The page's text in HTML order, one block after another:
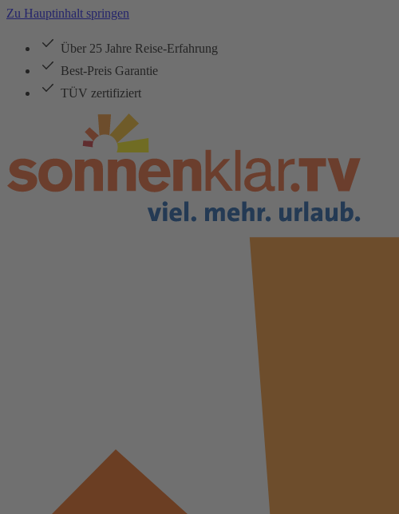
Zu Hauptinhalt springen
Über 25 Jahre Reise-Erfahrung
Best-Preis Garantie
TÜV zertifiziert